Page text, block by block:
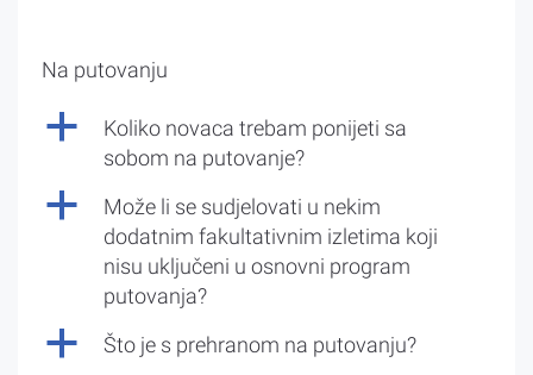
Na putovanju
a
Koliko novaca trebam ponijeti sa
sobom na putovanje?
a
Može li se sudjelovati u nekim
dodatnim fakultativnim izletima koji
nisu uključeni u osnovni program
putovanja?
a Što je s prehranom na putovanju?